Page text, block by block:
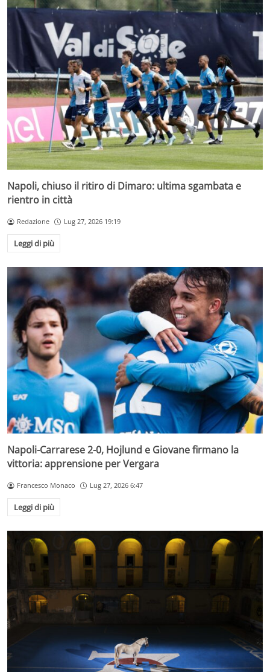
Napoli, chiuso il ritiro di Dimaro: ultima sgambata e
rientro in città
Redazione Lug 27, 2026 19:19
Leggi di più
Napoli-Carrarese 2-0, Hojlund e Giovane firmano la
vittoria: apprensione per Vergara
Francesco Monaco Lug 27, 2026 6:47
Leggi di più